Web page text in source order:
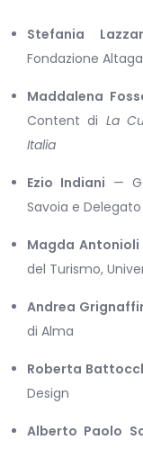
Stefania
Fondazione
Maddalena
Content di La
Italia
Ezio Indiani —
Savoia e Delegato
Magda Antonioli
del Turismo,
Andrea
di Alma
Roberta
Design
Alberto Paolo